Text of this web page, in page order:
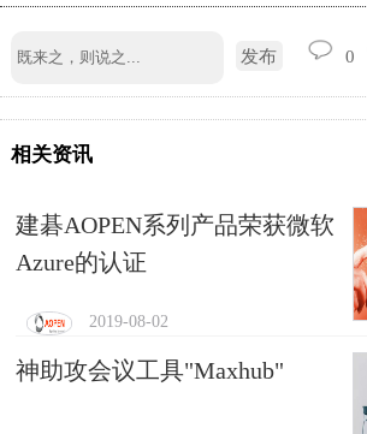
发布 0
相关资讯
建碁AOPEN系列产品荣获微软
Azure的认证
2019-08-02
神助攻会议工具"Maxhub"